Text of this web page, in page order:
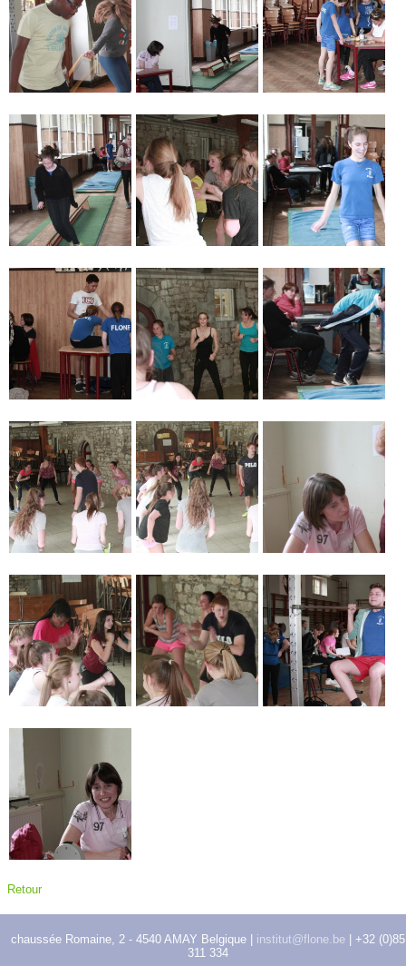
Retour
chaussée Romaine, 2 - 4540 AMAY Belgique | institut@flone.be| +32 (0)85
311 334